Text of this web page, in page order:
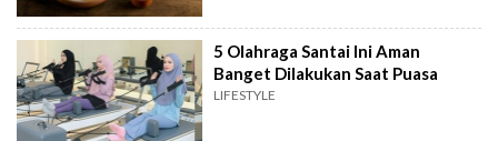
5 Olahraga Santai Ini Aman
Banget Dilakukan Saat Puasa
LIFESTYLE